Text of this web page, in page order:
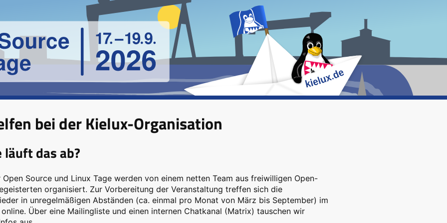
bei der Kielux-Organisation
läuft das ab?
Open Source und Linux Tage werden von einem netten Team aus freiwilligen Open-
organisiert. Zur Vorbereitung der Veranstaltung treffen sich die
in unregelmäßigen Abständen (ca. einmal pro Monat von März bis September) im
Über eine Mailingliste und einen internen Chatkanal (Matrix) tauschen wir